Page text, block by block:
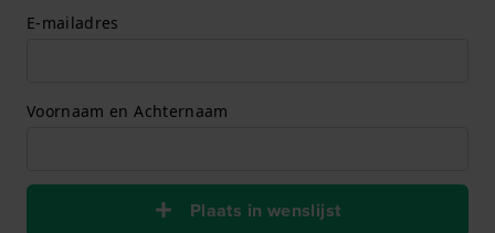
E-mailadres
Voornaam en Achternaam
Plaats in wenslijst